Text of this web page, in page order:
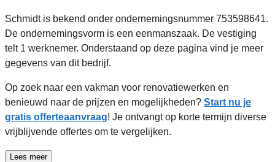
Schmidt is bekend onder ondernemingsnummer 753598641.
De ondernemingsvorm is een eenmanszaak. De vestiging
telt 1 werknemer. Onderstaand op deze pagina vind je meer
gegevens van dit bedrijf.
Op zoek naar een vakman voor renovatiewerken en
benieuwd naar de prijzen en mogelijkheden? Start nu je
gratis offerteaanvraag! Je ontvangt op korte termijn diverse
vrijblijvende offertes om te vergelijken.
Lees meer